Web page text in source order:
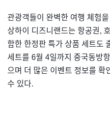
관광객들이 완벽한 여행 체험
상하이 디즈니랜드는 항공권,
함한 한정판 특가 상품 세트도
세트를 6월 4일까지 중국동방
으며 더 많은 이벤트 정보를 확
수 있다.